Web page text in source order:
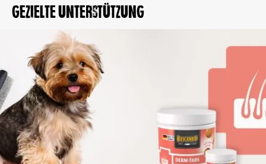
gezielte Unterstützung